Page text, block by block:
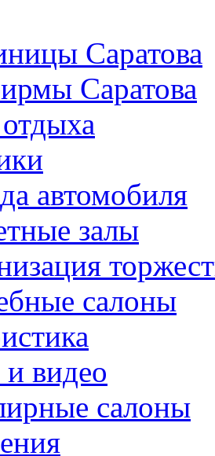
Саратова
Саратова
автомобиля
залы
салоны
видео
салоны